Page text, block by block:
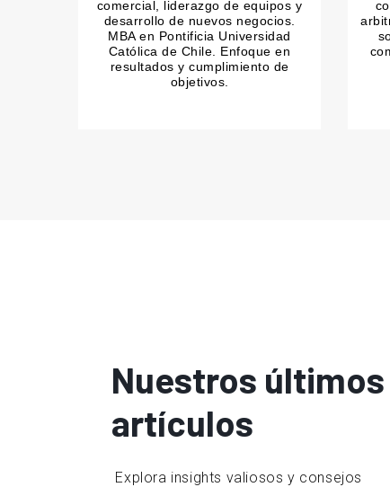
comercial, liderazgo de equipos y
desarrollo de nuevos negocios.
MBA en Pontificia Universidad
Católica de Chile. Enfoque en
resultados y cumplimiento de
objetivos.
Nuestros últimos
artículos
Explora insights valiosos y consejos